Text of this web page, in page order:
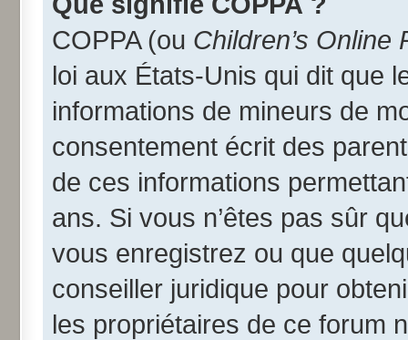
COPPA (ou Children’s
loi aux États-Unis qui dit que
informations de mineurs de
consentement écrit des
de ces informations
ans. Si vous n’êtes pas sûr
vous enregistrez ou que
conseiller juridique pour
les propriétaires de ce forum